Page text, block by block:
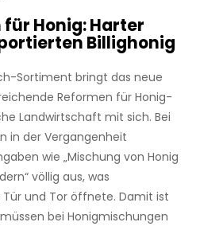
für Honig: Harter
Billighonig
Sortiment bringt das neue
Reformen für Honig-
Landwirtschaft mit sich. Bei
in der Vergangenheit
wie „Mischung von Honig
völlig aus, was
und Tor öffnete. Damit ist
bei Honigmischungen